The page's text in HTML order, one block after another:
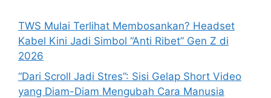
TWS Mulai Terlihat Membosankan? Headset
Kabel Kini Jadi Simbol “Anti Ribet” Gen Z di
2026
“Dari Scroll Jadi Stres”: Sisi Gelap Short Video
yang Diam-Diam Mengubah Cara Manusia